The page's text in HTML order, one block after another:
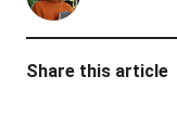
Share this article